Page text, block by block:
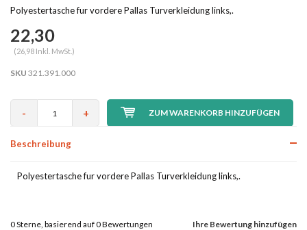
Polyestertasche fur vordere Pallas Turverkleidung links,.
22,30
(26,98 Inkl. MwSt.)
SKU 321.391.000
- + ZUM WARENKORB HINZUFÜGEN
Beschreibung
Polyestertasche fur vordere Pallas Turverkleidung links,.
Ihre Bewertung hinzufügen
0Sterne, basierend auf0Bewertungen